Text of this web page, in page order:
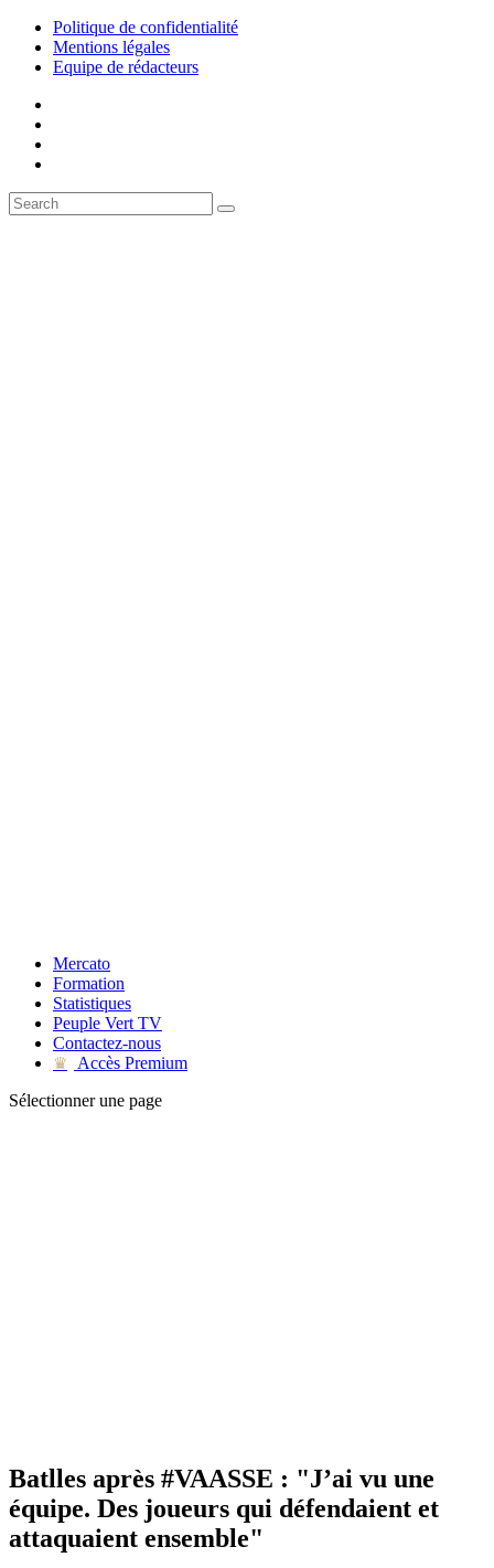
Politique de confidentialité
Mentions légales
Equipe de rédacteurs
Mercato
Formation
Statistiques
Peuple Vert TV
Contactez-nous
♛
Accès Premium
Sélectionner une page
Batlles après #VAASSE : "J’ai vu une
équipe. Des joueurs qui défendaient et
attaquaient ensemble"